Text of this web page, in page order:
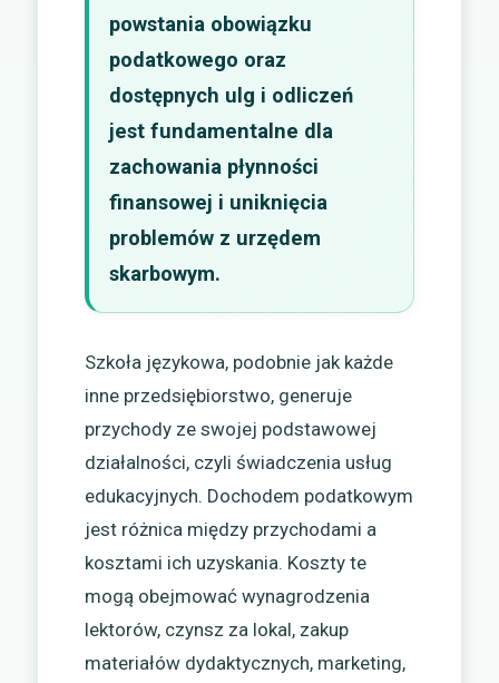
powstania obowiązku
podatkowego oraz
dostępnych ulg i odliczeń
jest fundamentalne dla
zachowania płynności
finansowej i uniknięcia
problemów z urzędem
skarbowym.
Szkoła językowa, podobnie jak każde
inne przedsiębiorstwo, generuje
przychody ze swojej podstawowej
działalności, czyli świadczenia usług
edukacyjnych. Dochodem podatkowym
jest różnica między przychodami a
kosztami ich uzyskania. Koszty te
mogą obejmować wynagrodzenia
lektorów, czynsz za lokal, zakup
materiałów dydaktycznych, marketing,